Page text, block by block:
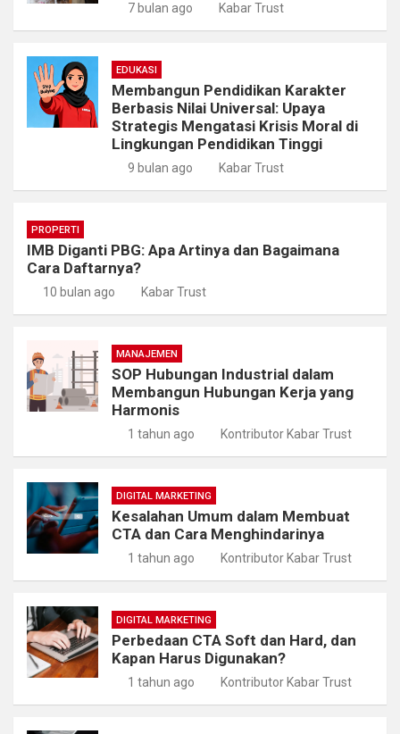
7 bulan ago Kabar Trust
EDUKASI
Membangun Pendidikan Karakter
Berbasis Nilai Universal: Upaya
Strategis Mengatasi Krisis Moral di
Lingkungan Pendidikan Tinggi
9 bulan ago Kabar Trust
PROPERTI
IMB Diganti PBG: Apa Artinya dan Bagaimana
Cara Daftarnya?
10 bulan ago Kabar Trust
MANAJEMEN
SOP Hubungan Industrial dalam
Membangun Hubungan Kerja yang
Harmonis
1 tahun ago Kontributor Kabar Trust
DIGITAL MARKETING
Kesalahan Umum dalam Membuat
CTA dan Cara Menghindarinya
1 tahun ago Kontributor Kabar Trust
DIGITAL MARKETING
Perbedaan CTA Soft dan Hard, dan
Kapan Harus Digunakan?
1 tahun ago Kontributor Kabar Trust